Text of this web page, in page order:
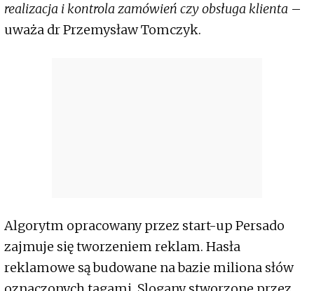
realizacja i kontrola zamówień czy obsługa klienta –
uważa dr Przemysław Tomczyk.
Algorytm opracowany przez start-up Persado
zajmuje się tworzeniem reklam. Hasła
reklamowe są budowane na bazie miliona słów